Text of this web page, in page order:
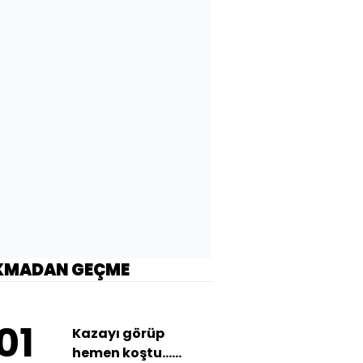
GEÇME
Kazayı görüp
hemen koştu...